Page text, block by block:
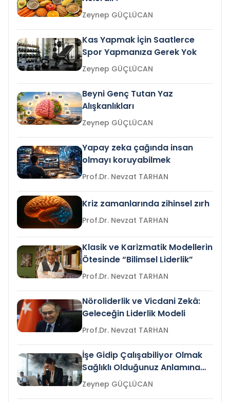
Zeynep GÜÇLÜCAN
Kas Yapmak İçin Saatlerce
Spor Yapmanıza Gerek Yok
Zeynep GÜÇLÜCAN
Beyni Genç Tutan Yaz
Alışkanlıkları
Zeynep GÜÇLÜCAN
Yapay zeka çağında insan
olmayı koruyabilmek
Prof.Dr. Nevzat TARHAN
Kriz zamanlarında zihinsel zırh
Prof.Dr. Nevzat TARHAN
Klasik ve Karizmatik Modellerin
Ötesinde “Bilimsel Liderlik”
Prof.Dr. Nevzat TARHAN
Nöroliderlik ve Vicdani Zekâ:
Geleceğin Liderlik Modeli
Prof.Dr. Nevzat TARHAN
İşe Gidip Çalışabiliyor Olmak
Sağlıklı Olduğunuz Anlamına
Gelir mi?Zeynep GÜÇLÜCAN